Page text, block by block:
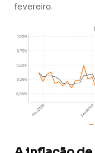
fevereiro.